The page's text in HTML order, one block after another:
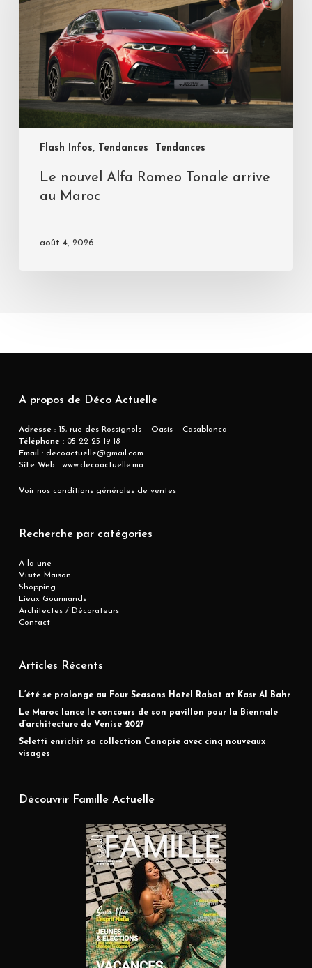
Flash Infos, Tendances Tendances
Le nouvel Alfa Romeo Tonale arrive
au Maroc
août 4, 2026
A propos de Déco Actuelle
Adresse : 15, rue des Rossignols – Oasis – Casablanca
Téléphone :05 22 25 19 18
Email :decoactuelle@gmail.com
Site Web :www.decoactuelle.ma
Voir nos conditions générales de ventes
Recherche par catégories
A la une
Visite Maison
Shopping
Lieux Gourmands
Architectes / Décorateurs
Contact
Articles Récents
L’été se prolonge au Four Seasons Hotel Rabat at Kasr Al Bahr
Le Maroc lance le concours de son pavillon pour la Biennale
d’architecture de Venise 2027
Seletti enrichit sa collection Canopie avec cinq nouveaux
visages
Découvrir Famille Actuelle